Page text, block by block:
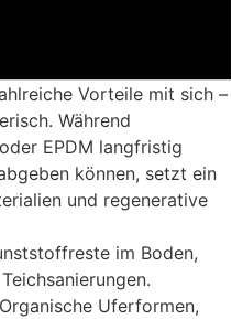
Vorteile mit sich –
Während
EPDM langfristig
können, setzt ein
und regenerative
im Boden,
Organische Uferformen,